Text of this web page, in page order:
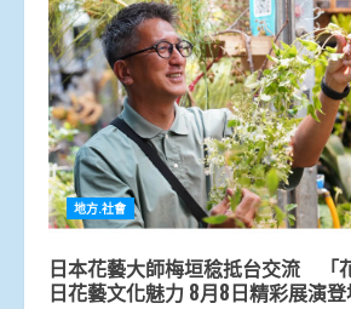
地方.社會
日本花藝大師梅垣稔抵台交流 「
日花藝文化魅力 8月8日精彩展演